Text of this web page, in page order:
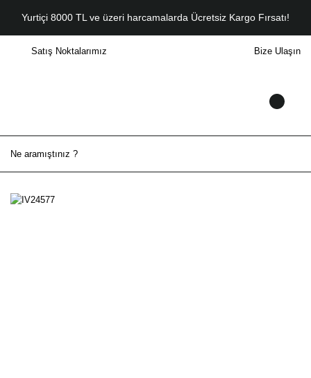
Yurtiçi 8000 TL ve üzeri harcamalarda Ücretsiz Kargo Fırsatı!
Satış Noktalarımız Bize Ulaşın